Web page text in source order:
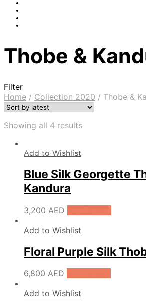
Thobe &
Filter
Home / Collection 2020 / Thobe &
Showing all 4 results
Add to Wishlist
Blue Silk Georgette
Kandura
3,200 AED
Add to Wishlist
Floral Purple Silk
6,800 AED
Add to Wishlist